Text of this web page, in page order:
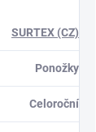
SURTEX (CZ)
Ponožky
Celoroční